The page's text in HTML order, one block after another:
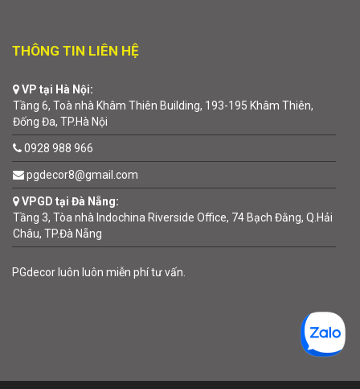
THÔNG TIN LIÊN HỆ
VP tại Hà Nội:
Tầng 6, Toà nhà Khâm Thiên Building, 193-195 Khâm Thiên,
Đống Đa, TP.Hà Nội
0928 988 966
pgdecor8@gmail.com
VPGD tại Đà Nẵng:
Tầng 3, Tòa nhà Indochina Riverside Office, 74 Bạch Đằng, Q.Hải
Châu, TP.Đà Nẵng
PGdecor luôn luôn miễn phí tư vấn.